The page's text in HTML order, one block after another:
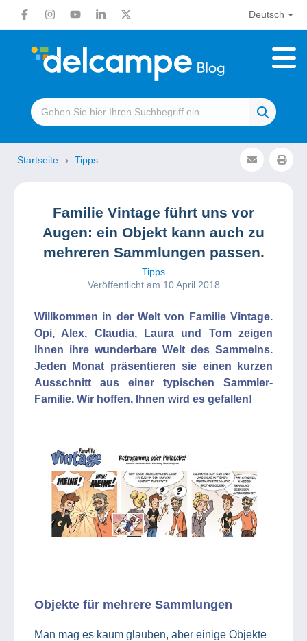
Deutsch
Startseite Tipps
Familie Vintage führt uns vor
Augen: ein Objekt kann auch zu
mehreren Sammlungen passen.
Tipps
Veröffentlicht am 10 April 2018
Willkommen in der Welt von Familie Vintage.
Opi, Alex, Claudia, Laura und Tom zeigen
Ihnen ihre wunderbare Welt des Sammelns.
Jeden Monat präsentieren sie einen kurzen
Ausschnitt aus einer typischen Sammler-
Familie. Wir hoffen, Ihnen wird es gefallen!
Objekte für mehrere Sammlungen
Man mag es kaum glauben, aber einige Objekte